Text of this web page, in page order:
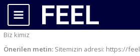
İçeriğe
Biz kimiz
Önerilen metin: Sitemizin adresi: https://